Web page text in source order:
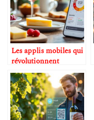
Les applis mobiles qui
révolutionnent
l’apprentissage de la
dégustation